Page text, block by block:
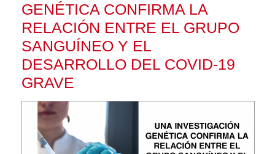
GENÉTICA CONFIRMA LA
RELACIÓN ENTRE EL GRUPO
SANGUÍNEO Y EL
DESARROLLO DEL COVID-19
GRAVE